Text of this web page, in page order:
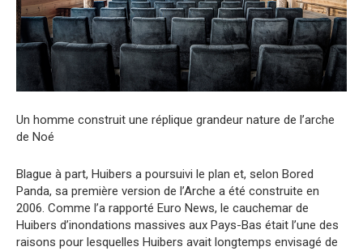
Un homme construit une réplique grandeur nature de l’arche
de Noé
Blague à part, Huibers a poursuivi le plan et, selon Bored
Panda, sa première version de l’Arche a été construite en
2006. Comme l’a rapporté Euro News, le cauchemar de
Huibers d’inondations massives aux Pays-Bas était l’une des
raisons pour lesquelles Huibers avait longtemps envisagé de